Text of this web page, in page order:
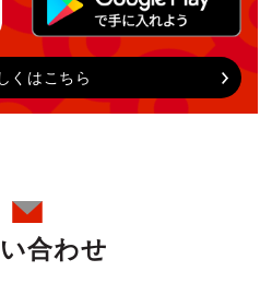
くはこちら
合わせ